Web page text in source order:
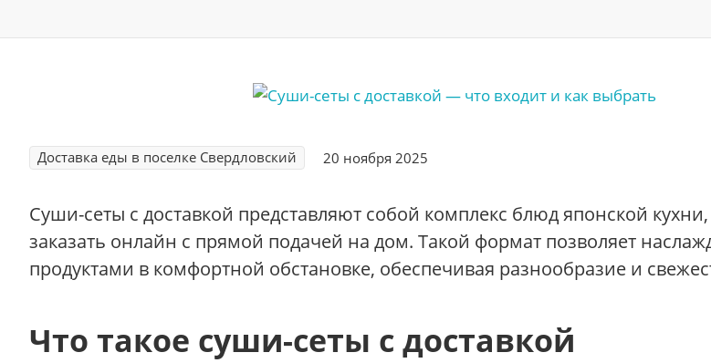
Доставка еды в поселке Свердловский 20 ноября 2025
Суши-сеты с доставкой представляют собой комплекс блюд японской
заказать онлайн с прямой подачей на дом. Такой формат позволяет
продуктами в комфортной обстановке, обеспечивая разнообразие и
Что такое суши-сеты с доставкой